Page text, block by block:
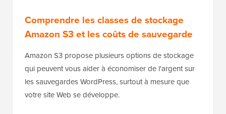
Comprendre les classes de stockage
Amazon S3 et les coûts de sauvegarde
Amazon S3 propose plusieurs options de stockage
qui peuvent vous aider à économiser de l'argent sur
les sauvegardes WordPress, surtout à mesure que
votre site Web se développe.